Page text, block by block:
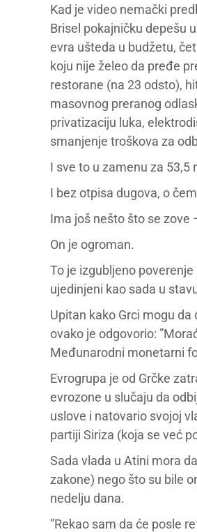
Kad je video nemački
Brisel pokajničku depešu
evra ušteda u budžetu,
koju nije želeo da pređe
restorane (na 23 odsto),
masovnog preranog
privatizaciju luka,
smanjenje troškova za
I sve to u zamenu za
I bez otpisa dugova, o
Ima još nešto što se zove
On je ogroman.
To je izgubljeno
ujedinjeni kao sada u
Upitan kako Grci mogu
ovako je odgovorio:
Međunarodni monetarni
Evrogrupa je od Grčke
evrozone u slučaju da
uslove i natovario svojoj
partiji Siriza (koja se već
Sada vlada u Atini mora
zakone) nego što su bile
nedelju dana.
”Rekao sam da će posle